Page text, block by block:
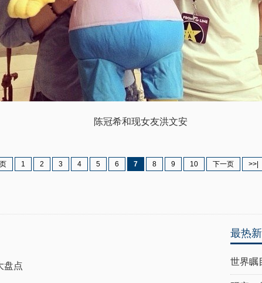
陈冠希和现女友洪文安
1 2 3 4 5 6 7 8 9 10 下一页 >>|
盘点
最热
世界瞩